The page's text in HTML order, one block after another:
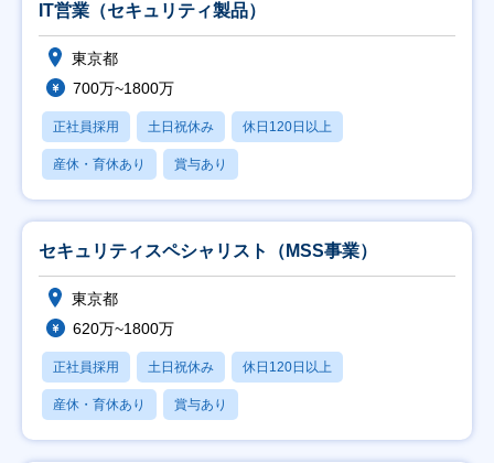
IT営業（セキュリティ製品）
東京都
700万~1800万
正社員採用 土日祝休み 休日120日以上
産休・育休あり 賞与あり
セキュリティスペシャリスト（MSS事業）
東京都
620万~1800万
正社員採用 土日祝休み 休日120日以上
産休・育休あり 賞与あり